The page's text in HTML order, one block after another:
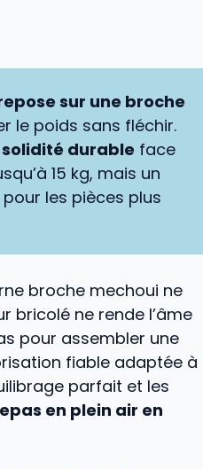
sur une broche
le poids sans fléchir.
durable face
15 kg, mais un
les pièces plus
broche mechoui ne
bricolé ne rende l’âme
pour assembler une
fiable adaptée à
parfait et les
en plein air en